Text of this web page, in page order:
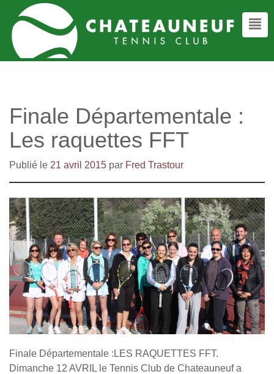
Finale Départementale :
Les raquettes FFT
Publié le 21 avril 2015 par Fred Trastour
Finale Départementale :LES RAQUETTES FFT.
Dimanche 12 AVRIL le Tennis Club de Chateauneuf a